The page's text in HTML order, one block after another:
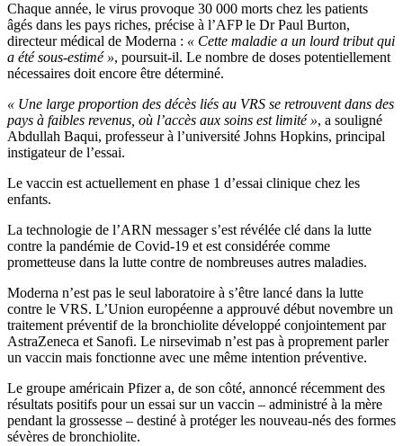
Chaque année, le virus provoque 30 000 morts chez les patients
âgés dans les pays riches, précise à l’AFP le Dr Paul Burton,
directeur médical de Moderna : « Cette maladie a un lourd tribut qui
a été sous-estimé », poursuit-il. Le nombre de doses potentiellement
nécessaires doit encore être déterminé.
« Une large proportion des décès liés au VRS se retrouvent dans des
pays à faibles revenus, où l’accès aux soins est limité », a souligné
Abdullah Baqui, professeur à l’université Johns Hopkins, principal
instigateur de l’essai.
Le vaccin est actuellement en phase 1 d’essai clinique chez les
enfants.
La technologie de l’ARN messager s’est révélée clé dans la lutte
contre la pandémie de Covid-19 et est considérée comme
prometteuse dans la lutte contre de nombreuses autres maladies.
Moderna n’est pas le seul laboratoire à s’être lancé dans la lutte
contre le VRS. L’Union européenne a approuvé début novembre un
traitement préventif de la bronchiolite développé conjointement par
AstraZeneca et Sanofi. Le nirsevimab n’est pas à proprement parler
un vaccin mais fonctionne avec une même intention préventive.
Le groupe américain Pfizer a, de son côté, annoncé récemment des
résultats positifs pour un essai sur un vaccin – administré à la mère
pendant la grossesse – destiné à protéger les nouveau-nés des formes
sévères de bronchiolite.